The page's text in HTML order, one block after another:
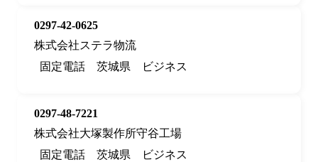
0297-42-0625
株式会社ステラ物流
固定電話
茨城県 ビジネス
0297-48-7221
株式会社大塚製作所守谷工場
固定電話
茨城県 ビジネス